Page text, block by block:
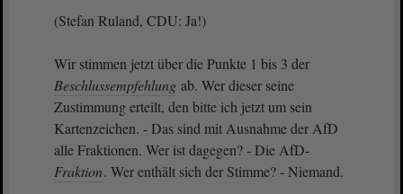
(Stefan Ruland, CDU: Ja!)
Wir stimmen jetzt über die Punkte 1 bis 3 der
Beschlussempfehlung ab. Wer dieser seine
Zustimmung erteilt, den bitte ich jetzt um sein
Kartenzeichen. - Das sind mit Ausnahme der AfD
alle Fraktionen. Wer ist dagegen? - Die AfD-
Fraktion. Wer enthält sich der Stimme? - Niemand.